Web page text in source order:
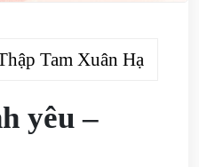
Tam Xuân Hạ
yêu –